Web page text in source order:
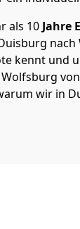
als 10 Jahre
kennt und
wir in